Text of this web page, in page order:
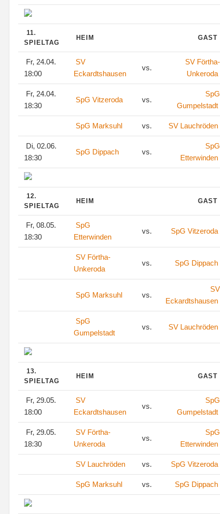
11.
SPIELTAG
HEIM GAST
Fr, 24.04.
18:00
SV
Eckardtshausen
vs.
SV Förtha-
Unkeroda
Fr, 24.04.
18:30
SpG Vitzeroda vs.
SpG
Gumpelstadt
SpG Marksuhl vs. SV Lauchröden
Di, 02.06.
18:30
SpG Dippach vs.
SpG
Etterwinden
12.
SPIELTAG
HEIM GAST
Fr, 08.05.
18:30
SpG
Etterwinden
vs. SpG Vitzeroda
SV Förtha-
Unkeroda
vs. SpG Dippach
SpG Marksuhl vs.
SV
Eckardtshausen
SpG
Gumpelstadt
vs. SV Lauchröden
13.
SPIELTAG
HEIM GAST
Fr, 29.05.
18:00
SV
Eckardtshausen
vs.
SpG
Gumpelstadt
Fr, 29.05.
18:30
SV Förtha-
Unkeroda
vs.
SpG
Etterwinden
SV Lauchröden vs. SpG Vitzeroda
SpG Marksuhl vs. SpG Dippach